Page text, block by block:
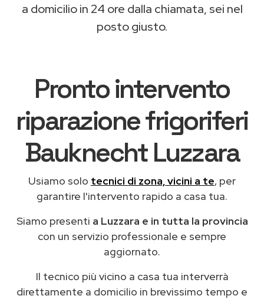
a domicilio in 24 ore dalla chiamata, sei nel
posto giusto.
Pronto intervento
riparazione frigoriferi
Bauknecht Luzzara
Usiamo solo tecnici di zona, vicini a te, per
garantire l'intervento rapido a casa tua.
Siamo presenti a Luzzara e in tutta la provincia
con un servizio professionale e sempre
aggiornato.
Il tecnico più vicino a casa tua interverrà
direttamente a domicilio in brevissimo tempo e